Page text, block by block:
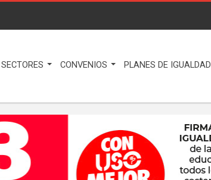
SECTORES CONVENIOS PLANES DE IGUALDAD